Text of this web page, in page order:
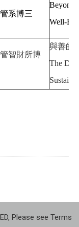
系博三
Beyond
Well-
智財所博
與善的
The
Please see Terms